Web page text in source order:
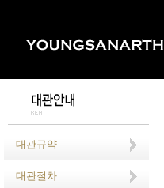
대관규약
대관절차